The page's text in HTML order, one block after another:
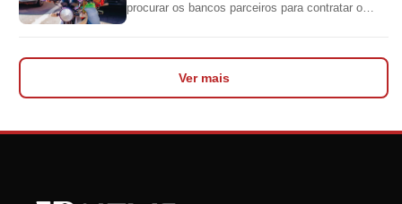
procurar os bancos parceiros para contratar o
Ver mais